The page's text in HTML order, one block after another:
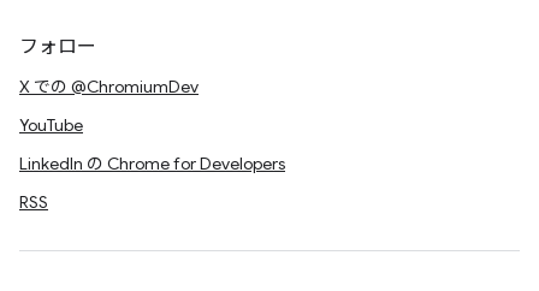
フォロー
X での @ChromiumDev
YouTube
LinkedIn の Chrome for Developers
RSS